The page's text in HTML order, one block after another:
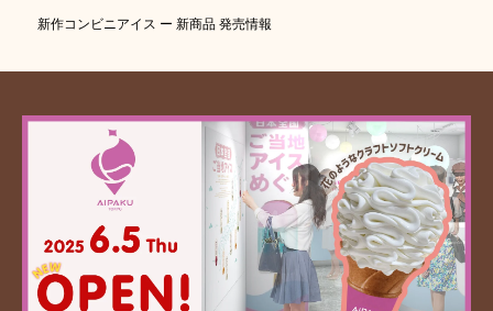
新作コンビニアイス ー 新商品 発売情報